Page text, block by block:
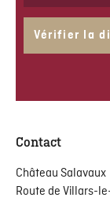
2 Adultes
Vérifier la
Contact
Château Salavaux
Route de Villars-